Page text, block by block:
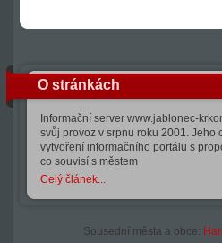
O stránkách
Informační server www.jablonec-
svůj provoz v srpnu roku 2001. Jeho
vytvoření informačního portálu s
co souvisí s městem
Celý článek...
Sousední města a obce: